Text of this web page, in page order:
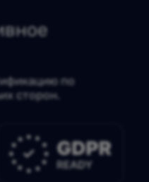
по
сторон.